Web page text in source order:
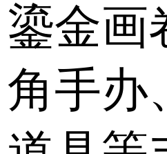
鎏金画
角手办